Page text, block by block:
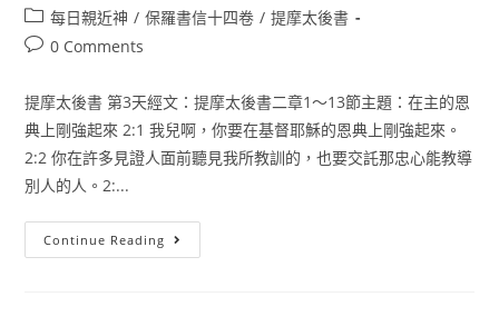
每日親近神 / 保羅書信十四卷 / 提摩太後書
0 Comments
提摩太後書 第3天經文：提摩太後書二章1〜13節主題：在主的恩
典上剛強起來 2:1 我兒啊，你要在基督耶穌的恩典上剛強起來。
2:2 你在許多見證人面前聽見我所教訓的，也要交託那忠心能教導
別人的人。2:...
Continue Reading